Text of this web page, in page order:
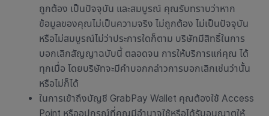
ถูกต้อง เป็นปัจจุบัน และสมบูรณ์ คุณรับทราบว่าหาก
ข้อมูลของคุณไม่เป็นความจริง ไม่ถูกต้อง ไม่เป็นปัจจุบัน
หรือไม่สมบูรณ์ไม่ว่าประการใดก็ตาม บริษัทมีสิทธิ์ในการ
บอกเลิกสัญญาฉบับนี้ ตลอดจน การให้บริการแก่คุณ ได้
ทุกเมื่อ โดยบริษัทจะมีคำบอกกล่าวการบอกเลิกเช่นว่านั้น
หรือไม่ก็ได้
ในการเข้าถึงบัญชี GrabPay Wallet คุณต้องใช้ Access
Point หรืออุปกรณ์ที่คุณมีอำนาจใช้หรือได้รับอนุญาตให้